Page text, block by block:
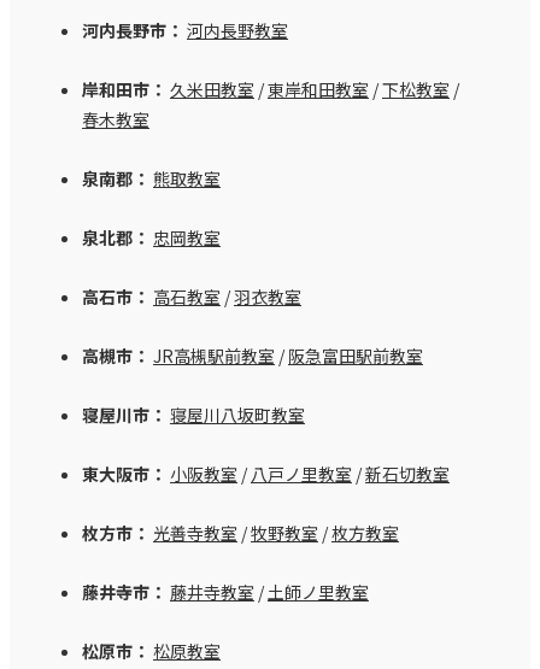
河内長野市： 河内長野教室
岸和田市： 久米田教室 /東岸和田教室 /下松教室 /
春木教室
泉南郡： 熊取教室
泉北郡： 忠岡教室
高石市： 高石教室 /羽衣教室
高槻市： JR高槻駅前教室 /阪急富田駅前教室
寝屋川市： 寝屋川八坂町教室
東大阪市： 小阪教室 /八戸ノ里教室 /新石切教室
枚方市： 光善寺教室 /牧野教室 /枚方教室
藤井寺市： 藤井寺教室 /土師ノ里教室
松原市： 松原教室